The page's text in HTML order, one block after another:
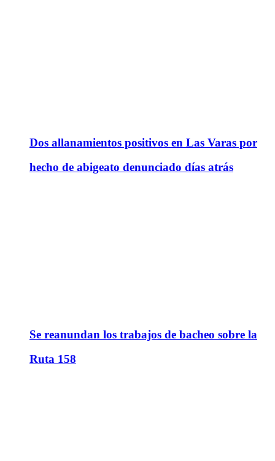
Dos allanamientos positivos en Las Varas por
hecho de abigeato denunciado días atrás
Se reanundan los trabajos de bacheo sobre la
Ruta 158